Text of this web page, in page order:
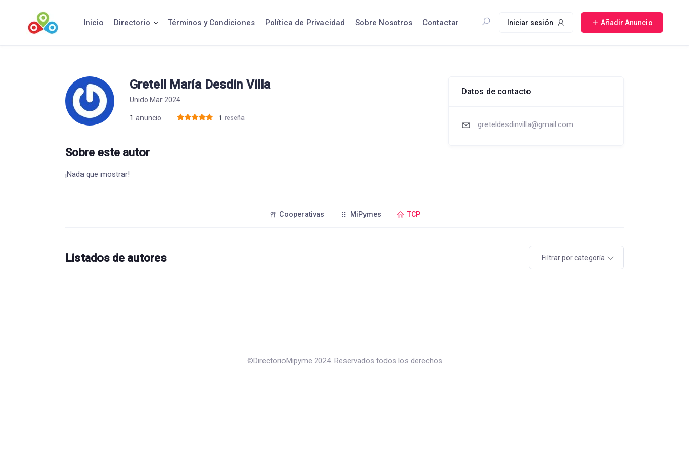
contenido
Inicio Directorio Términos y Condiciones Política de Privacidad Sobre Nosotros Contactar Iniciar sesión Añadir Anuncio
Gretell María Desdin Villa
Unido Mar 2024
1 anuncio 1 reseña
Sobre este autor
¡Nada que mostrar!
Datos de contacto
greteldesdinvilla@gmail.com
Cooperativas MiPymes TCP
Listados de autores Filtrar por categoría
©DirectorioMipyme 2024. Reservados todos los derechos